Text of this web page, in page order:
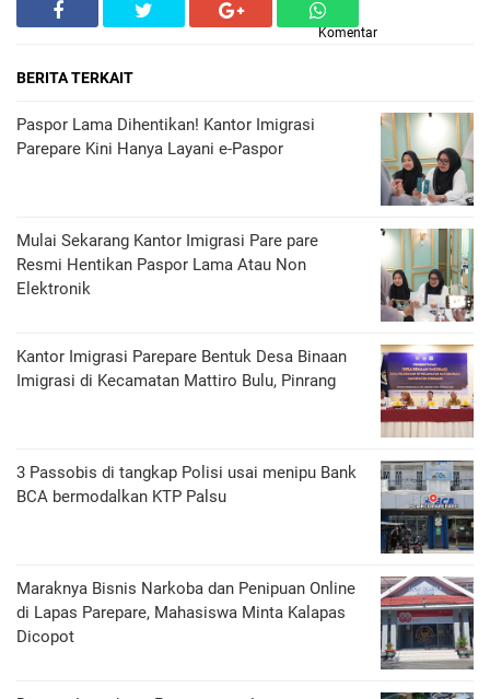
Komentar
BERITA TERKAIT
Paspor Lama Dihentikan! Kantor Imigrasi
Parepare Kini Hanya Layani e-Paspor
Mulai Sekarang Kantor Imigrasi Pare pare
Resmi Hentikan Paspor Lama Atau Non
Elektronik
Kantor Imigrasi Parepare Bentuk Desa Binaan
Imigrasi di Kecamatan Mattiro Bulu, Pinrang
3 Passobis di tangkap Polisi usai menipu Bank
BCA bermodalkan KTP Palsu
Maraknya Bisnis Narkoba dan Penipuan Online
di Lapas Parepare, Mahasiswa Minta Kalapas
Dicopot